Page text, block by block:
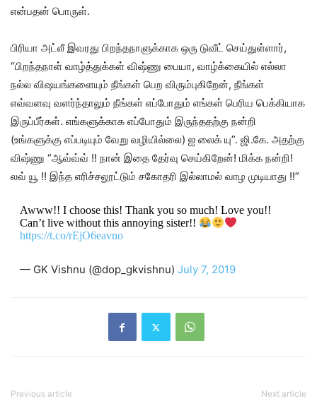
என்பதன் பொருள்.
பிரியா அட்லீ இவரது பிறந்தநாளுக்காக ஒரு டுவீட் செய்துள்ளார்,
“பிறந்தநாள் வாழ்த்துக்கள் விஷ்ணு பையா, வாழ்க்கையில் எல்லா
நல்ல விஷயங்களையும் நீங்கள் பெற விரும்புகிறேன், நீங்கள்
எவ்வளவு வளர்ந்தாலும் நீங்கள் எப்போதும் எங்கள் பெரிய பெக்கியாக
இருப்பீர்கள். எங்களுக்காக எப்போதும் இருந்ததற்கு நன்றி
(உங்களுக்கு எப்படியும் வேறு வழியில்லை) ஐ லைக் யு”. ஜி.கே. அதற்கு
விஷ்ணு “ஆவ்வ்வ் !! நான் இதை தேர்வு செய்கிறேன்! மிக்க நன்றி!
லவ் யூ !! இந்த எரிச்சலூட்டும் சகோதரி இல்லாமல் வாழ முடியாது !!”
Awww!! I choose this! Thank you so much! Love you!!
Can’t live without this annoying sister!!
https://t.co/rEjO6eavno
— GK Vishnu (@dop_gkvishnu) July 7, 2019
Previous article Next article